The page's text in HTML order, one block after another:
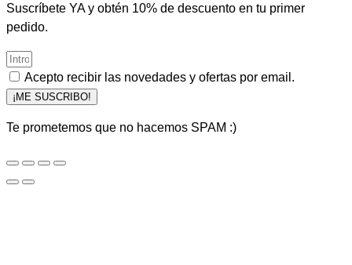
Suscríbete YA y obtén 10% de descuento en tu primer
pedido.
Acepto recibir las novedades y ofertas por email.
¡ME SUSCRIBO!
Te prometemos que no hacemos SPAM :)